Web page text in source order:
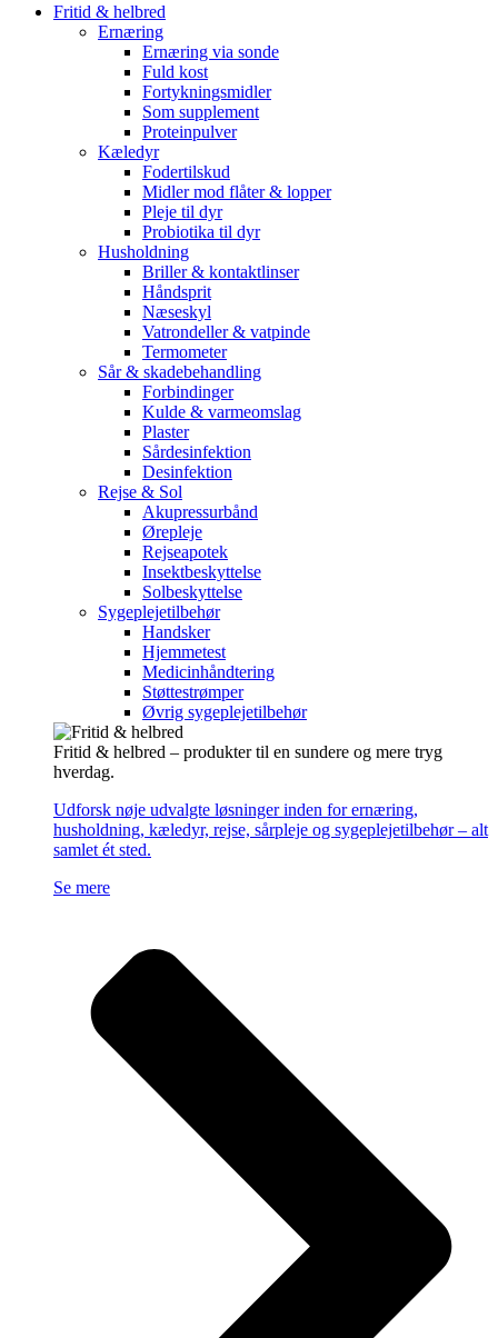
Fritid & helbred
Ernæring
Ernæring via sonde
Fuld kost
Fortykningsmidler
Som supplement
Proteinpulver
Kæledyr
Fodertilskud
Midler mod flåter & lopper
Pleje til dyr
Probiotika til dyr
Husholdning
Briller & kontaktlinser
Håndsprit
Næseskyl
Vatrondeller & vatpinde
Termometer
Sår & skadebehandling
Forbindinger
Kulde & varmeomslag
Plaster
Sårdesinfektion
Desinfektion
Rejse & Sol
Akupressurbånd
Ørepleje
Rejseapotek
Insektbeskyttelse
Solbeskyttelse
Sygeplejetilbehør
Handsker
Hjemmetest
Medicinhåndtering
Støttestrømper
Øvrig sygeplejetilbehør
Fritid & helbred – produkter til en sundere og mere tryg
hverdag.
Udforsk nøje udvalgte løsninger inden for ernæring,
husholdning, kæledyr, rejse, sårpleje og sygeplejetilbehør – alt
samlet ét sted.
Se mere